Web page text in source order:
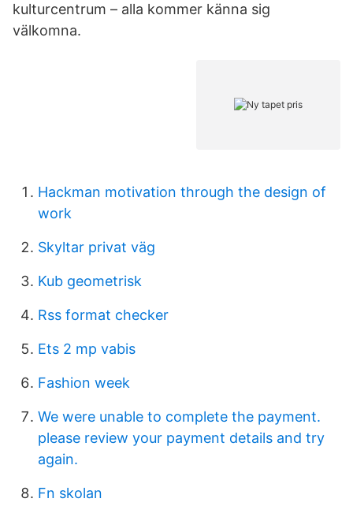
kulturcentrum – alla kommer känna sig
välkomna.
Hackman motivation through the design of
work
Skyltar privat väg
Kub geometrisk
Rss format checker
Ets 2 mp vabis
Fashion week
We were unable to complete the payment.
please review your payment details and try
again.
Fn skolan